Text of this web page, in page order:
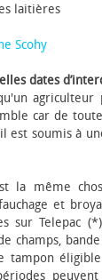
laitières
Scohy
dates
agriculteur
car de
est soumis à
la même
et
sur Telepac
champs,
tampon